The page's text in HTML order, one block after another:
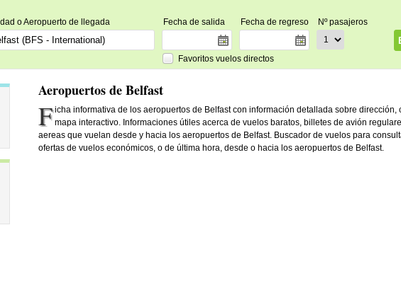
o Aeropuerto de llegada Fecha de salida Fecha de regreso Nº pasajeros
Favoritos vuelos directos
Aeropuertos de Belfast
F icha informativa de los aeropuertos de Belfast con información detallada sobre dirección,
mapa interactivo. Informaciones útiles acerca de vuelos baratos, billetes de avión
aereas que vuelan desde y hacia los aeropuertos de Belfast. Buscador de vuelos para
ofertas de vuelos económicos, o de última hora, desde o hacia los aeropuertos de Belfast.